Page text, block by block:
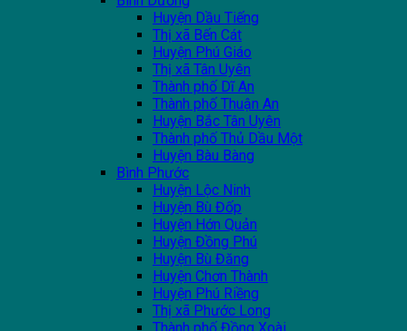
Huyện Dầu Tiếng
Thị xã Bến Cát
Huyện Phú Giáo
Thị xã Tân Uyên
Thành phố Dĩ An
Thành phố Thuận An
Huyện Bắc Tân Uyên
Thành phố Thủ Dầu Một
Huyện Bàu Bàng
Bình Phước
Huyện Lộc Ninh
Huyện Bù Đốp
Huyện Hớn Quản
Huyện Đồng Phú
Huyện Bù Đăng
Huyện Chơn Thành
Huyện Phú Riềng
Thị xã Phước Long